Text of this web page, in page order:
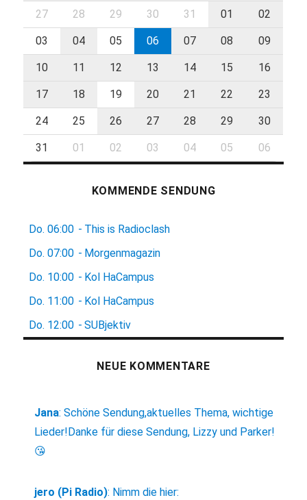
27 28 29 30 31 01 02
03 04 05 06 07 08 09
10 11 12 13 14 15 16
17 18 19 20 21 22 23
24 25 26 27 28 29 30
31 01 02 03 04 05 06
KOMMENDE SENDUNG
Do. 06:00 - This is Radioclash
Do. 07:00 - Morgenmagazin
Do. 10:00 - Kol HaCampus
Do. 11:00 - Kol HaCampus
Do. 12:00 - SUBjektiv
NEUE KOMMENTARE
Jana:Schöne Sendung,aktuelles Thema, wichtige
Lieder!Danke für diese Sendung, Lizzy und Parker!
😘
jero (Pi Radio): Nimm die hier: